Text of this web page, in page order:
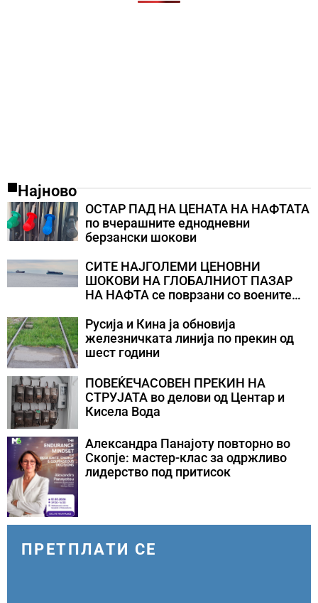
Најново
ОСТАР ПАД НА ЦЕНАТА НА НАФТАТА
по вчерашните еднодневни
берзански шокови
СИТЕ НАЈГОЛЕМИ ЦЕНОВНИ
ШОКОВИ НА ГЛОБАЛНИОТ ПАЗАР
НА НАФТА се поврзани со воените
Русија и Кина ја обновија
железничката линија по прекин од
шест години
ПОВЕЌЕЧАСОВЕН ПРЕКИН НА
СТРУЈАТА во делови од Центар и
Кисела Вода
Александра Панајоту повторно во
Скопје: мастер-клас за одржливо
лидерство под притисок
ПРЕТПЛАТИ СЕ